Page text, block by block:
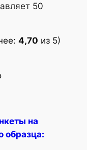
50
4,70 из 5)
на
образца: